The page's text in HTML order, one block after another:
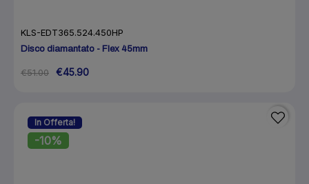
KLS-EDT365.524.450HP
Disco diamantato - Flex 45mm
€51.00 €45.90
In Offerta!
-10%